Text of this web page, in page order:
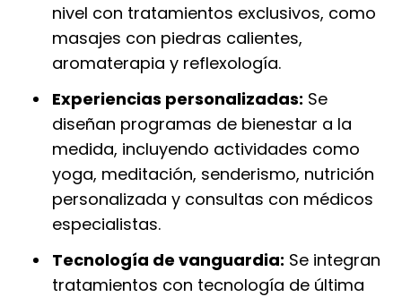
nivel con tratamientos exclusivos, como
masajes con piedras calientes,
aromaterapia y reflexología.
Experiencias personalizadas: Se
diseñan programas de bienestar a la
medida, incluyendo actividades como
yoga, meditación, senderismo, nutrición
personalizada y consultas con médicos
especialistas.
Tecnología de vanguardia: Se integran
tratamientos con tecnología de última